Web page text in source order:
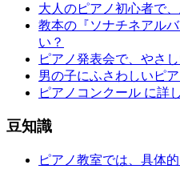
大人のピアノ初心者で
教本の『ソナチネアル
い？
ピアノ発表会で、やさ
男の子にふさわしいピ
ピアノコンクール に詳
豆知識
ピアノ教室では、具体